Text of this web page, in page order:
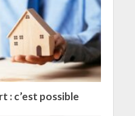
: c’est possible